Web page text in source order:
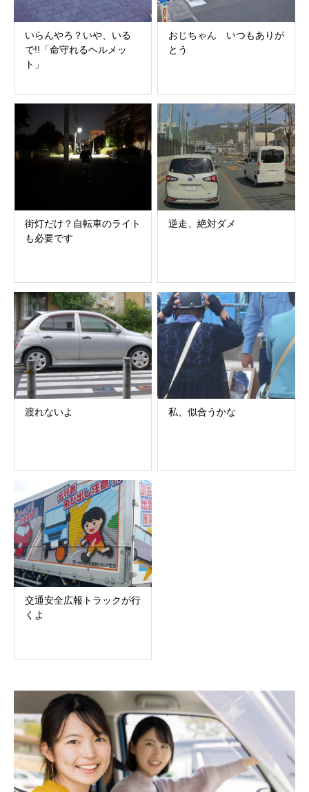
いらんやろ？いや、いる
で!!「命守れるヘルメッ
ト」
おじちゃん いつもありが
とう
街灯だけ？自転車のライト
も必要です
逆走、絶対ダメ
渡れないよ 私、似合うかな
交通安全広報トラックが行
くよ